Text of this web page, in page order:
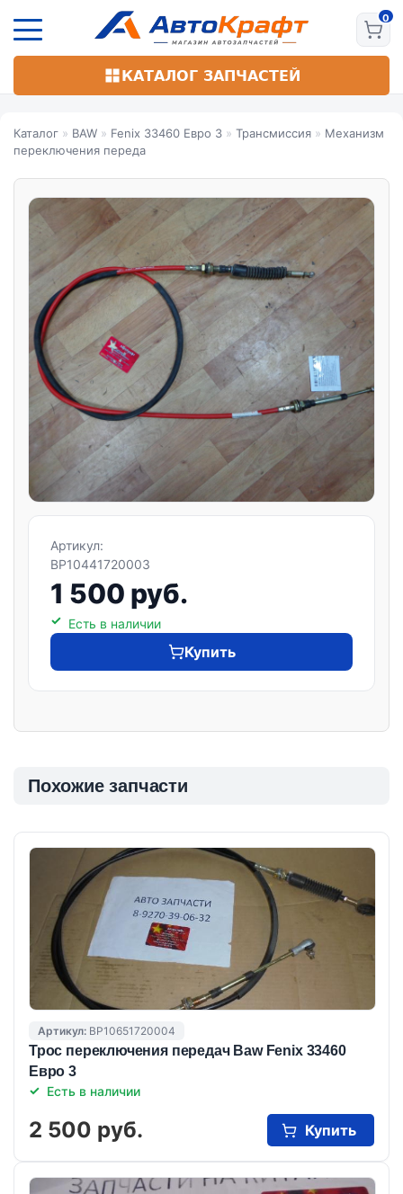
основному
КАТАЛОГ ЗАПЧАСТЕЙ
Каталог » BAW » Fenix 33460 Евро 3 » Трансмиссия » Механизм
переключения переда
Артикул:
BP10441720003
1 500 руб.
Есть в наличии
Купить
Похожие запчасти
Артикул: BP10651720004
Трос переключения передач Baw Fenix 33460
Евро 3
Есть в наличии
2 500 руб. Купить